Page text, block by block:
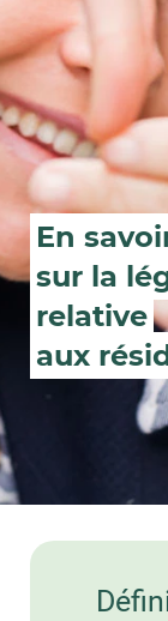
En
sur la
relative
aux